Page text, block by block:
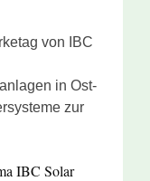
von IBC
in Ost-
zur
IBC Solar